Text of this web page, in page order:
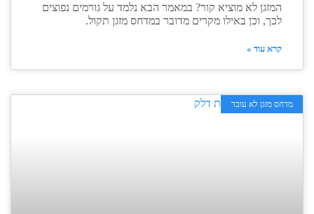
המזגן לא מוציא קור? במאמר הבא נלמד על גורמים נפוצים
לכך, וכן באילו מקרים מדובר במדחס מזגן תקול.
קרא עוד »
מדחס מזגן לא עובד